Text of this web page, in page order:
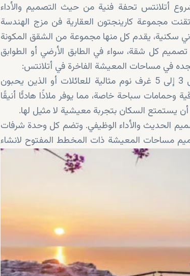
أتلانتس تحفة فنية من حيث التصميم والأداء
الفاخرة، أتقنت مجموعة كارينجتون العقارية فن مزج الهندسة
سكنية، يقدم كل منها مجموعة من الشقق المكونة
كل شقة، سواء في الطابق الأرضي أو الطوابق
في مساحات المعيشة الفاخرة في أتلانتس:
: تمثل فلل أتلانتس الفسيحة قمة المعيشة الفاخرة وتحتوي على 3 إلى 5 غرف نوم مثالية للعائلات أو الذين يحبون
سباحة خاصة، مما يوفر ملاذًا هادئًا أنيقًا
يستمتع السكان بتجربة معيشية لا مثيل لها.
الحديث والأداء الوظيفي. وتضم كل وحدة شرفات
مساحات المعيشة ذات المخطط المفتوح لانشاء
البحر الأبيض المتوسط. وسيستمتع المقيمين
على البحر ومراكز اللياقة البدنية والمناطق